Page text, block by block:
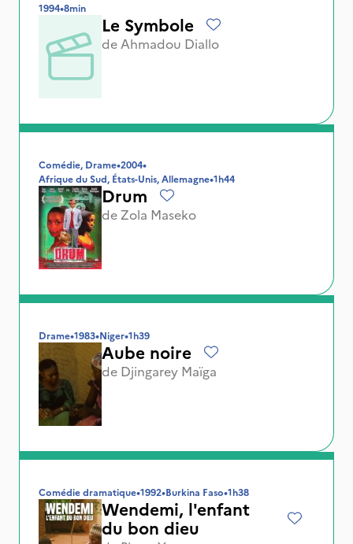
1994•8min
Le Symbole
de Ahmadou Diallo
Comédie, Drame•2004•
Afrique du Sud, États-Unis, Allemagne•1h44
Drum
de Zola Maseko
Drame•1983•Niger•1h39
Aube noire
de Djingarey Maïga
Comédie dramatique•1992•Burkina Faso•1h38
Wendemi, l'enfant
du bon dieu